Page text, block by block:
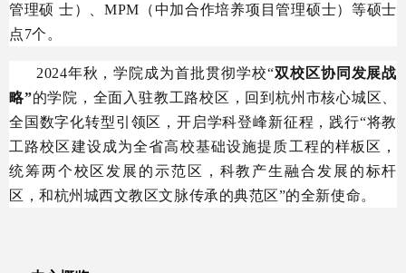
管理硕 士）、MPM（中加合作培养项目管理硕士）等硕士
点7个。
2024年秋，学院成为首批贯彻学校“双校区协同发展战
略”的学院，全面入驻教工路校区，回到杭州市核心城区、
全国数字化转型引领区，开启学科登峰新征程，践行“将教
工路校区建设成为全省高校基础设施提质工程的样板区，
统筹两个校区发展的示范区，科教产生融合发展的标杆
区，和杭州城西文教区文脉传承的典范区”的全新使命。